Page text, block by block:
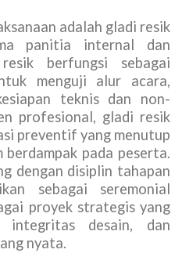
adalah gladi resik
panitia internal dan
berfungsi sebagai
menguji alur acara,
teknis dan non-
profesional, gladi resik
preventif yang menutup
berdampak pada peserta.
dengan disiplin tahapan
sebagai seremonial
proyek strategis yang
integritas desain, dan
nyata.